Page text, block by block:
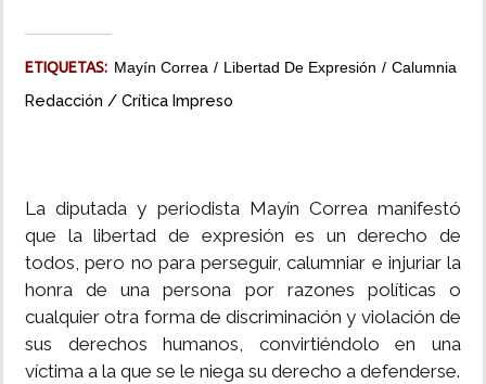
ETIQUETAS: Mayín Correa Libertad De Expresión Calumnia
Redacción / Crítica Impreso
La diputada y periodista Mayín Correa manifestó
que la libertad de expresión es un derecho de
todos, pero no para perseguir, calumniar e injuriar la
honra de una persona por razones políticas o
cualquier otra forma de discriminación y violación de
sus derechos humanos, convirtiéndolo en una
víctima a la que se le niega su derecho a defenderse.